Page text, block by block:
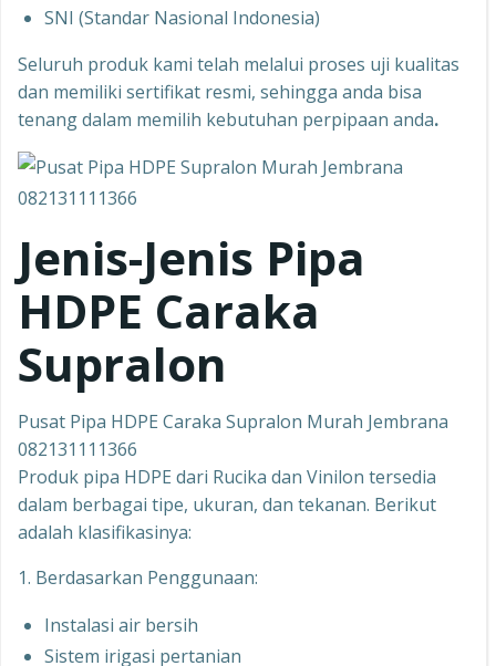
SNI (Standar Nasional Indonesia)
Seluruh produk kami telah melalui proses uji kualitas
dan memiliki sertifikat resmi, sehingga anda bisa
tenang dalam memilih kebutuhan perpipaan anda.
Jenis-Jenis Pipa
HDPE Caraka
Supralon
Pusat Pipa HDPE Caraka Supralon Murah Jembrana
082131111366
Produk pipa HDPE dari Rucika dan Vinilon tersedia
dalam berbagai tipe, ukuran, dan tekanan. Berikut
adalah klasifikasinya:
1. Berdasarkan Penggunaan:
Instalasi air bersih
Sistem irigasi pertanian